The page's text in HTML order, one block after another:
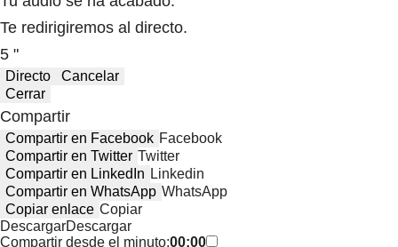
Te redirigiremos al directo.
5 "
Directo
Cancelar
Cerrar
Compartir
Compartir en Facebook Facebook
Compartir en Twitter Twitter
Compartir en LinkedIn Linkedin
Compartir en WhatsApp WhatsApp
Copiar enlace Copiar
DescargarDescargar
Compartir desde el minuto:00:00